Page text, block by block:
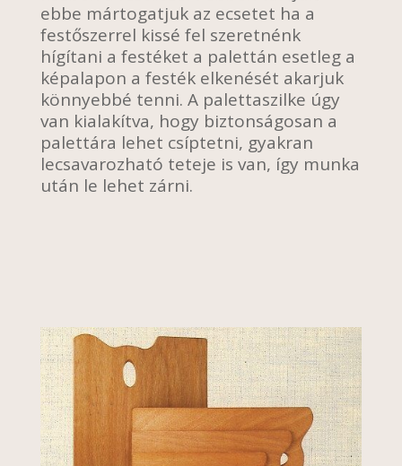
ebbe mártogatjuk az ecsetet ha a
festőszerrel kissé fel szeretnénk
hígítani a festéket a palettán esetleg a
képalapon a festék elkenését akarjuk
könnyebbé tenni. A palettaszilke úgy
van kialakítva, hogy biztonságosan a
palettára lehet csíptetni, gyakran
lecsavarozható teteje is van, így munka
után le lehet zárni.